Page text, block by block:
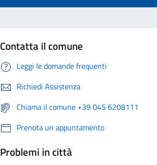
Contatta il comune
Leggi le domande frequenti
Richiedi Assistenza
Chiama il comune +39 045 6208111
Prenota un appuntamento
Problemi in città